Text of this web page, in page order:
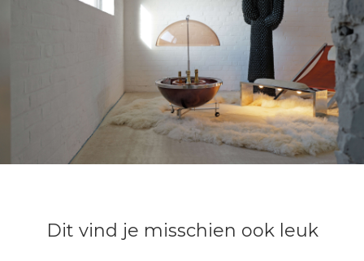
Dit vind je misschien ook leuk